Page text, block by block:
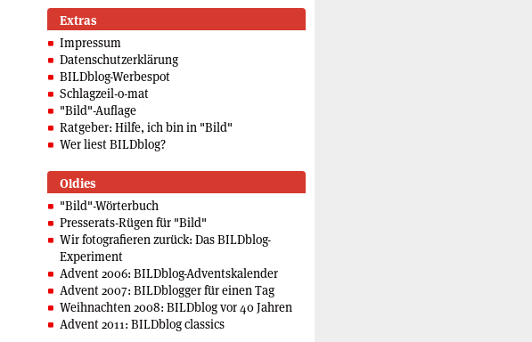
Extras
Impressum
Datenschutzerklärung
BILDblog-Werbespot
Schlagzeil-o-mat
"Bild"-Auflage
Ratgeber: Hilfe, ich bin in "Bild"
Wer liest BILDblog?
Oldies
"Bild"-Wörterbuch
Presserats-Rügen für "Bild"
Wir fotografieren zurück: Das BILDblog-
Experiment
Advent 2006: BILDblog-Adventskalender
Advent 2007: BILDblogger für einen Tag
Weihnachten 2008: BILDblog vor 40 Jahren
Advent 2011: BILDblog classics